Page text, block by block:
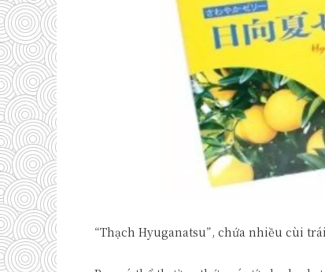
“Thạch Hyuganatsu”, chứa nhiều cùi